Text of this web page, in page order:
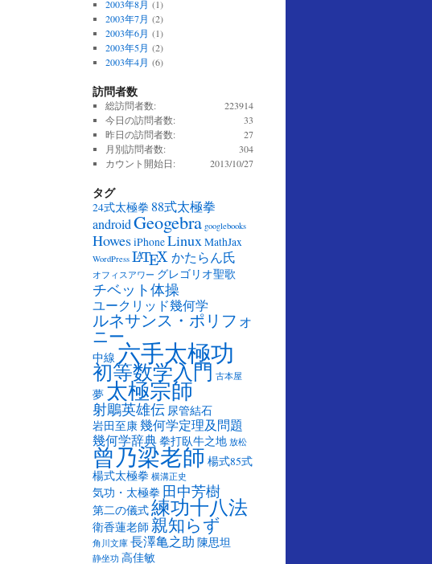
2003年8月 (1)
2003年7月 (2)
2003年6月 (1)
2003年5月 (2)
2003年4月 (6)
訪問者数
223914
総訪問者数:
33
今日の訪問者数:
27
昨日の訪問者数:
304
月別訪問者数:
2013/10/27
カウント開始日:
タグ
24式太極拳 88式太極拳
androidGeogebra googlebooks
HowesiPhoneLinuxMathJax
WordPress LATEX
LATEX
かたらん氏
オフィスアワー グレゴリオ聖歌
チベット体操
ユークリッド幾何学
ルネサンス・ポリフォ
ニー
中線 六手太極功
初等数学入門 古本屋
夢太極宗師
射鵰英雄伝 尿管結石
岩田至康幾何学定理及問題
幾何学辞典拳打臥牛之地 放松
曾乃梁老師楊式85式
楊式太極拳 横溝正史
気功・太極拳 田中芳樹
第二の儀式練功十八法
衛香蓮老師 親知らず
角川文庫 長澤亀之助 陳思坦
静坐功 高佳敏